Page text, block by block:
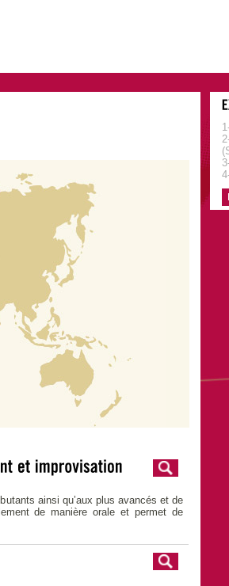
ainsi qu’aux plus avancés et de
de manière orale et permet de